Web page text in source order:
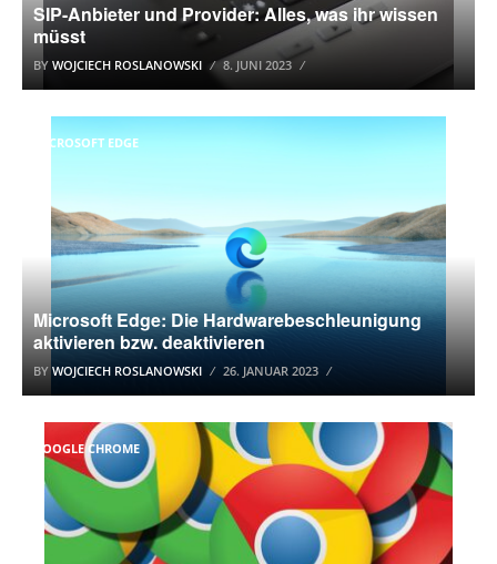
SIP-Anbieter und Provider: Alles, was ihr wissen
müsst
BY WOJCIECH ROSLANOWSKI 8. JUNI 2023
MICROSOFT EDGE
Microsoft Edge: Die Hardwarebeschleunigung
aktivieren bzw. deaktivieren
BY WOJCIECH ROSLANOWSKI 26. JANUAR 2023
GOOGLE CHROME